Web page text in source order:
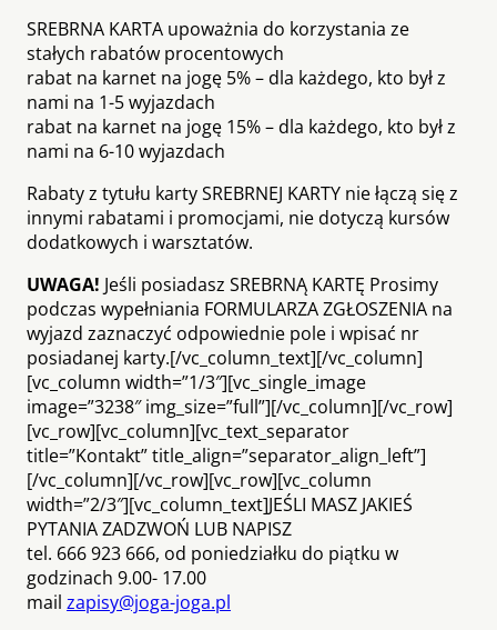
SREBRNA KARTA upoważnia do korzystania ze
stałych rabatów procentowych
rabat na karnet na jogę 5% – dla każdego, kto był z
nami na 1-5 wyjazdach
rabat na karnet na jogę 15% – dla każdego, kto był z
nami na 6-10 wyjazdach
Rabaty z tytułu karty SREBRNEJ KARTY nie łączą się z
innymi rabatami i promocjami, nie dotyczą kursów
dodatkowych i warsztatów.
UWAGA! Jeśli posiadasz SREBRNĄ KARTĘ Prosimy
podczas wypełniania FORMULARZA ZGŁOSZENIA na
wyjazd zaznaczyć odpowiednie pole i wpisać nr
posiadanej karty.[/vc_column_text][/vc_column]
[vc_column width=”1/3″][vc_single_image
image=”3238″ img_size=”full”][/vc_column][/vc_row]
[vc_row][vc_column][vc_text_separator
title=”Kontakt” title_align=”separator_align_left”]
[/vc_column][/vc_row][vc_row][vc_column
width=”2/3″][vc_column_text]JEŚLI MASZ JAKIEŚ
PYTANIA ZADZWOŃ LUB NAPISZ
tel. 666 923 666, od poniedziałku do piątku w
godzinach 9.00- 17.00
mail zapisy@joga-joga.pl